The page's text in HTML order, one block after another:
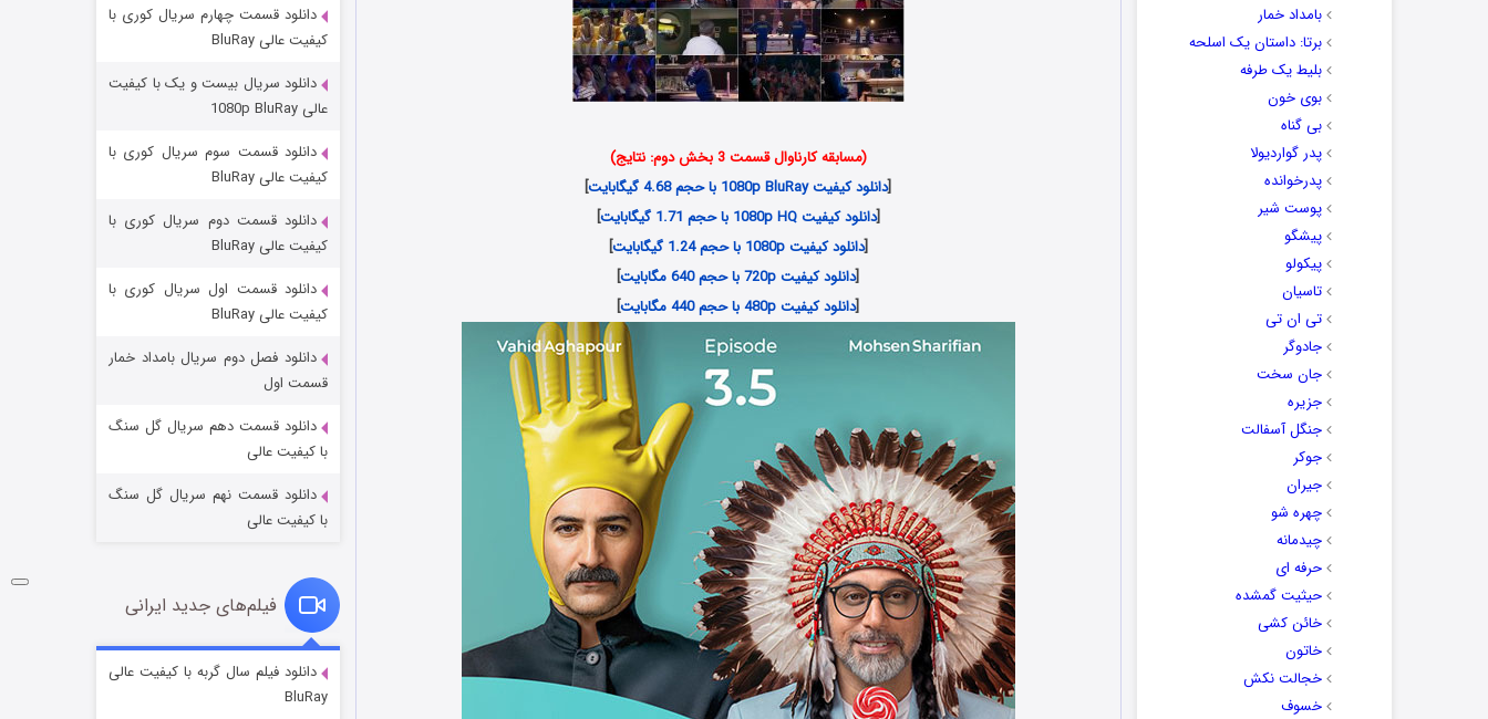
بامداد خمار
برتا: داستان یک اسلحه
بلیط یک‌‌ طرفه
بوی خون
بی گناه
پدر گواردیولا
پدرخوانده
پوست شیر
پیشگو
پیکولو
تاسیان
تی ان تی
جادوگر
جان سخت
جزیره
جنگل آسفالت
جوکر
جیران
چهره شو
چیدمانه
حرفه ای
حیثیت گمشده
خائن کشی
خاتون
خجالت نکش
خسوف
(مسابقه کارناوال قسمت 3 بخش دوم: نتایج)
[دانلود کیفیت 1080p BluRay با حجم 4.68 گیگابایت
]
[دانلود کیفیت 1080p HQ با حجم 1.71 گیگابایت
]
[دانلود کیفیت 1080p با حجم 1.24 گیگابایت
]
[دانلود کیفیت 720p با حجم 640 مگابایت
]
[دانلود کیفیت 480p با حجم 440 مگابایت ]
عملیات آپارتمان
مردگان متحرک: شهر مرده ۳
قسمت ۲ (زیرنویس) منتشر شد
شکست استوارت در نجات جهان
قسمت
دانلود قسمت چهارم سریال کوری با
کیفیت عالی BluRay
دانلود سریال بیست و یک با کیفیت
عالی 1080p BluRay
دانلود قسمت سوم سریال کوری با
کیفیت عالی BluRay
دانلود قسمت دوم سریال کوری با
کیفیت عالی BluRay
دانلود قسمت اول سریال کوری با
کیفیت عالی BluRay
دانلود فصل دوم سریال بامداد خمار
قسمت اول
دانلود قسمت دهم سریال گل سنگ
با کیفیت عالی
دانلود قسمت نهم سریال گل سنگ
با کیفیت عالی
فیلم‌های جدید ایرانی
دانلود فیلم سال گربه با کیفیت عالی
BluRay